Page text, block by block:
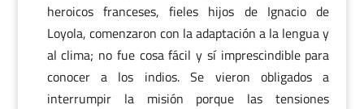
heroicos franceses, fieles hijos de Ignacio de
Loyola, comenzaron con la adaptación a la lengua y
al clima; no fue cosa fácil y sí imprescindible para
conocer a los indios. Se vieron obligados a
interrumpir la misión porque las tensiones